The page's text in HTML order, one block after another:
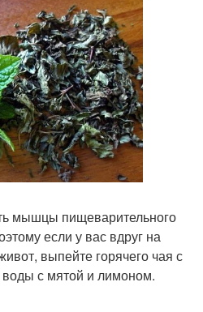
мышцы пищеварительного
если у вас вдруг на
выпейте горячего чая с
воды с мятой и лимоном.